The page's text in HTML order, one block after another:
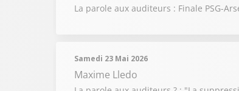
La parole aux auditeurs : Finale PSG-
Samedi 23 Mai 2026
Maxime Lledo